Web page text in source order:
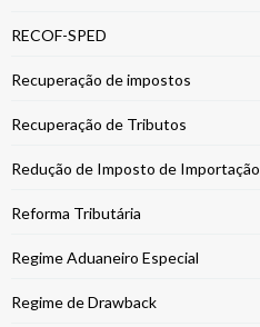
RECOF-SPED
Recuperação de impostos
Recuperação de Tributos
Redução de Imposto de Importação
Reforma Tributária
Regime Aduaneiro Especial
Regime de Drawback